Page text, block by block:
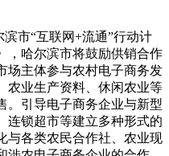
市“互联网+流通”行动计
，哈尔滨市将鼓励供销合作
场主体参与农村电子商务发
农业生产资料、休闲农业等
。引导电子商务企业与新型
连锁超市等建立多种形式的
与各类农民合作社、农业现